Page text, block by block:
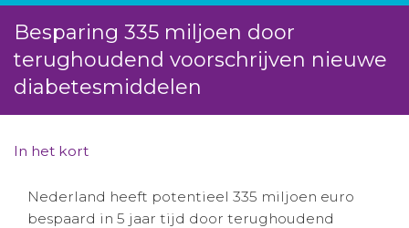
Projecten
Over IVM
Actueel
Aanmelden nieuwsbrief
Besparing 335 miljoen door
terughoudend voorschrijven nieuwe
diabetesmiddelen
In het kort
Nederland heeft potentieel 335 miljoen euro
bespaard in 5 jaar tijd door terughoudend